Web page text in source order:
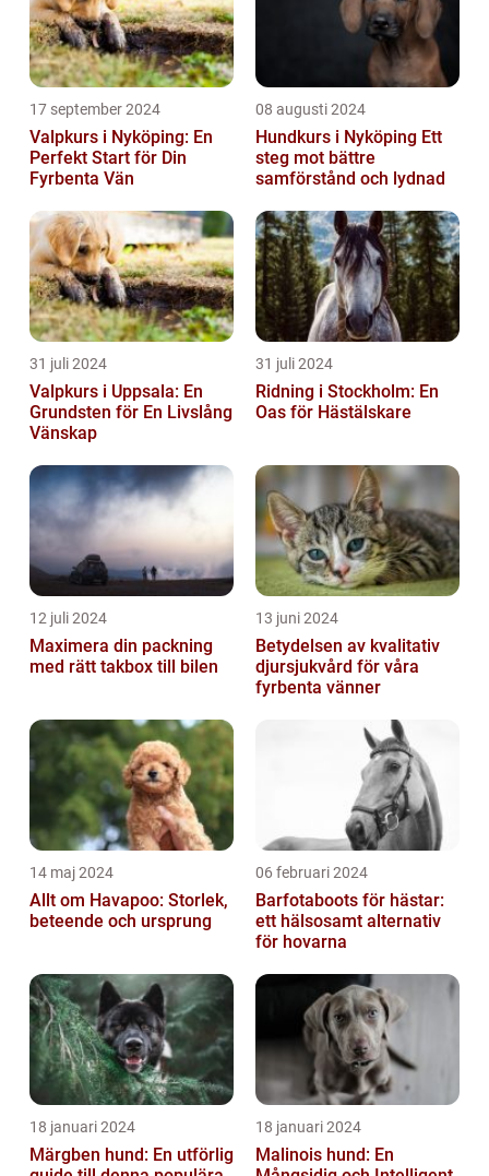
17 september 2024
Valpkurs i Nyköping: En
Perfekt Start för Din
Fyrbenta Vän
08 augusti 2024
Hundkurs i Nyköping Ett
steg mot bättre
samförstånd och lydnad
31 juli 2024
Valpkurs i Uppsala: En
Grundsten för En Livslång
Vänskap
31 juli 2024
Ridning i Stockholm: En
Oas för Hästälskare
12 juli 2024
Maximera din packning
med rätt takbox till bilen
13 juni 2024
Betydelsen av kvalitativ
djursjukvård för våra
fyrbenta vänner
14 maj 2024
Allt om Havapoo: Storlek,
beteende och ursprung
06 februari 2024
Barfotaboots för hästar:
ett hälsosamt alternativ
för hovarna
18 januari 2024
Märgben hund: En utförlig
18 januari 2024
Malinois hund: En